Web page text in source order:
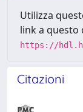
Utilizza
link a questo
https://
Citazioni